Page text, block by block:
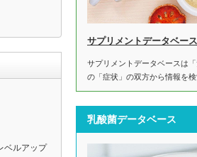
ベルアップ
サプリメントデータベース
サプリメントデータベースは
の「症状」の双方から情報を
乳酸菌データベース